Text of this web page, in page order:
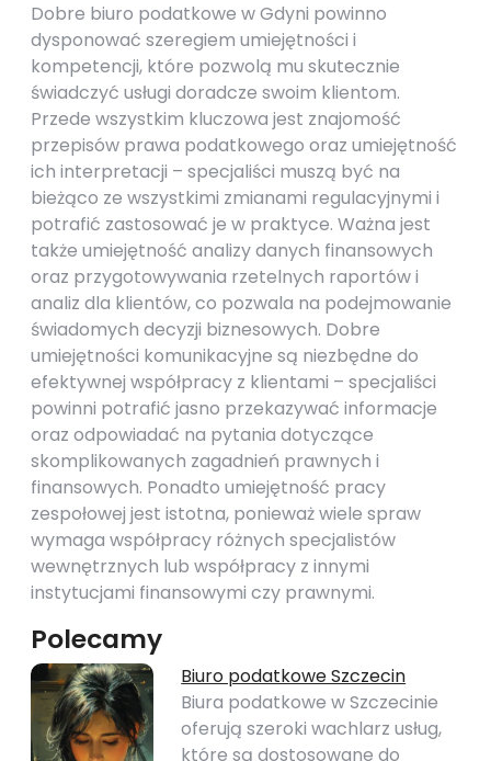
Dobre biuro podatkowe w Gdyni powinno
dysponować szeregiem umiejętności i
kompetencji, które pozwolą mu skutecznie
świadczyć usługi doradcze swoim klientom.
Przede wszystkim kluczowa jest znajomość
przepisów prawa podatkowego oraz umiejętność
ich interpretacji – specjaliści muszą być na
bieżąco ze wszystkimi zmianami regulacyjnymi i
potrafić zastosować je w praktyce. Ważna jest
także umiejętność analizy danych finansowych
oraz przygotowywania rzetelnych raportów i
analiz dla klientów, co pozwala na podejmowanie
świadomych decyzji biznesowych. Dobre
umiejętności komunikacyjne są niezbędne do
efektywnej współpracy z klientami – specjaliści
powinni potrafić jasno przekazywać informacje
oraz odpowiadać na pytania dotyczące
skomplikowanych zagadnień prawnych i
finansowych. Ponadto umiejętność pracy
zespołowej jest istotna, ponieważ wiele spraw
wymaga współpracy różnych specjalistów
wewnętrznych lub współpracy z innymi
instytucjami finansowymi czy prawnymi.
Polecamy
Biuro podatkowe Szczecin
Biura podatkowe w Szczecinie
oferują szeroki wachlarz usług,
które są dostosowane do